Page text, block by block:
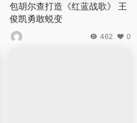
包胡尔查打造《红蓝战歌》 王
俊凯勇敢蜕变
462 0